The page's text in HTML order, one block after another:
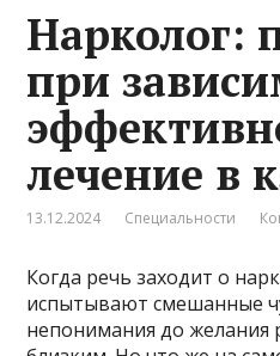
Нарколог:
при
лечение в
13.12.2024 Специальности
Когда речь заходит о
испытывают смешанные
непонимания до желания